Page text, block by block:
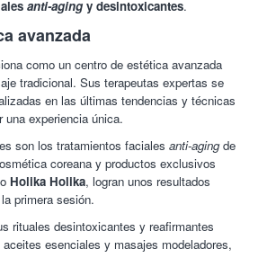
profesional
anti-aging y desintoxicantes.
avanzada
como un centro de estética avanzada
tradicional. Sus terapeutas expertas se
en las últimas tendencias y técnicas
una experiencia única.
son los tratamientos faciales anti-agingde
coreana y productos exclusivos
o Holika Holika, logran unos resultados
primera sesión.
rituales desintoxicantes y reafirmantes
esenciales y masajes modeladores,